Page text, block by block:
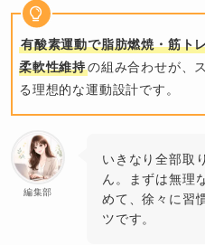
有酸素運動で脂肪燃焼・筋ト
柔軟性維持の組み合わせが、
る理想的な運動設計です。
編集部
いきなり全部取
ん。まずは無理
めて、徐々に習
ツです。